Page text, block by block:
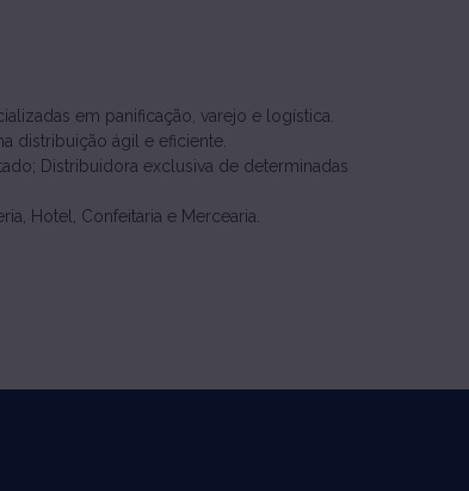
em panificação, varejo e logística.
distribuição ágil e eficiente.
Distribuidora exclusiva de determinadas
Hotel, Confeitaria e Mercearia.